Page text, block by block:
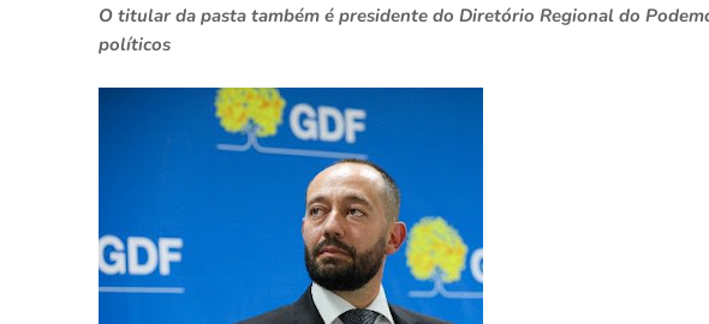
O titular da pasta também é presidente do Diretório Regional do
políticos